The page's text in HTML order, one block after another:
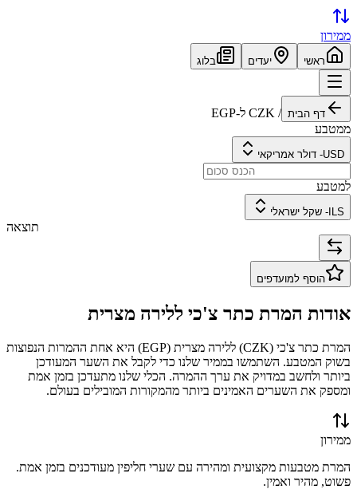
ממירון
ראשי יעדים בלוג
דף הבית /
CZK ל-EGP
ממטבע
USD
- דולר אמריקאי
למטבע
ILS
- שקל ישראלי
תוצאה
הוסף למועדפים
אודות המרת כתר צ'כי ללירה מצרית
המרת כתר צ'כי (
CZK) ללירה מצרית (
EGP) היא אחת ההמרות הנפוצות
בשוק המטבע. השתמשו בממיר שלנו כדי לקבל את השער המעודכן
ביותר ולחשב במדויק את ערך ההמרה. הכלי שלנו מתעדכן בזמן אמת
ומספק את השערים האמינים ביותר מהמקורות המובילים בעולם.
ממירון
המרת מטבעות מקצועית ומהירה עם שערי חליפין מעודכנים בזמן אמת.
פשוט, מהיר ואמין.